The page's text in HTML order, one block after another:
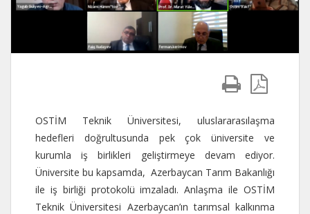
OSTİM Teknik Üniversitesi, uluslararasılaşma
hedefleri doğrultusunda pek çok üniversite ve
kurumla iş birlikleri geliştirmeye devam ediyor.
Üniversite bu kapsamda, Azerbaycan Tarım Bakanlığı
ile iş birliği protokolü imzaladı. Anlaşma ile OSTİM
Teknik Üniversitesi Azerbaycan’ın tarımsal kalkınma